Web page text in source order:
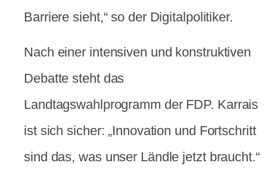
Barriere sieht,“ so der Digitalpolitiker.
Nach einer intensiven und konstruktiven
Debatte steht das
Landtagswahlprogramm der FDP. Karrais
ist sich sicher: „Innovation und Fortschritt
sind das, was unser Ländle jetzt braucht.“